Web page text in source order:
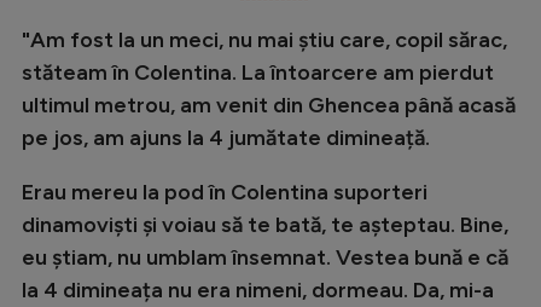
"Am fost la un meci, nu mai știu care, copil sărac,
stăteam în Colentina. La întoarcere am pierdut
ultimul metrou, am venit din Ghencea până acasă
pe jos, am ajuns la 4 jumătate dimineață.
Erau mereu la pod în Colentina suporteri
dinamoviști și voiau să te bată, te așteptau. Bine,
eu știam, nu umblam însemnat. Vestea bună e că
la 4 dimineața nu era nimeni, dormeau. Da, mi-a